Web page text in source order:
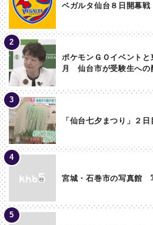
ベガルタ仙台８日開幕
ポケモンＧＯイベントと
月 仙台市が受験生への
「仙台七夕まつり」２
宮城・石巻市の写真館